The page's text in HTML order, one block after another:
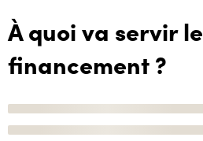
À quoi va servir le
financement ?